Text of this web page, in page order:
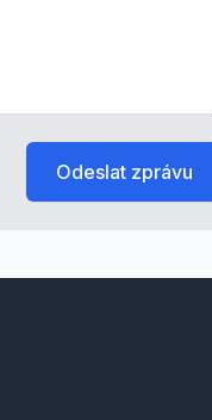
Odeslat zprávu